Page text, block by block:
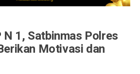
1, Satbinmas Polres
Motivasi dan